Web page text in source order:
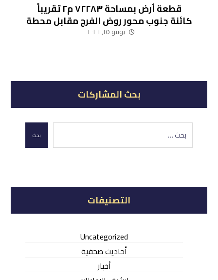
قطعة أرض بمساحة ٧٢٢٨٣ م٢ تقريباً
كائنة جنوب محور روض الفرج مقابل محطة
رسوم أبو رواش (نشاط صناعي – لوجيستي)
يونيو ١٥, ٢٠٢٦
بحث المشاركات
بحث
التصنيفات
Uncategorized
أحاديث صحفية
أخبار